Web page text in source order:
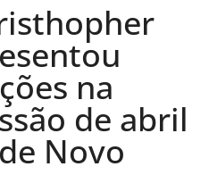
na
de abril
Novo